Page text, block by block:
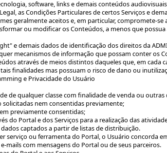
software, links e demais conteúdos
as Condições Particulares de certos Serviços e
geralmente aceitos e, em particular, compromete-se
ou modificar os Conteúdos, a menos que
e demais dados de identificação dos direitos da
mecanismos de informação que possam conter os
através de meios distintos daqueles que, em
finalidades mas possuam o risco de dano ou
e Privacidade do Usuário
de qualquer classe com finalidade de venda ou
nem consentidas previamente;
previamente consentidas;
do Portal e dos Serviços para a realização das
captados a partir de listas de distribuição.
serviço ou ferramenta do Portal, o Usuário concorda
mails com mensagens do Portal ou de seus parceiros.